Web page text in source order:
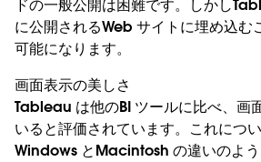
ドの一般公開は困難です。しかし
に公開されるWeb サイトに埋め込む
可能になります。
画面表示の美しさ
Tableau は他のBI ツールに比べ、画
いると評価されています。これにつ
Windows とMacintosh の違いのよ